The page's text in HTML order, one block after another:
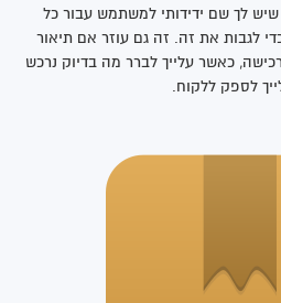
לך שם ידידותי למשתמש עבור כל
לגבות את זה. זה גם עוזר אם תיאור
כאשר עלייך לברר מה בדיוק נרכש
לספק ללקוח.